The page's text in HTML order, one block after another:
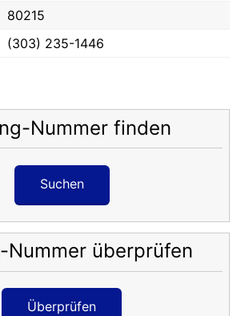
80215
(303) 235-1446
Nummer finden
Suchen
Nummer überprüfen
Überprüfen